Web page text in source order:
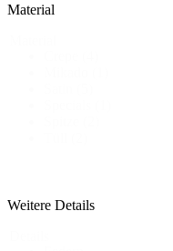
Material
Weitere Details